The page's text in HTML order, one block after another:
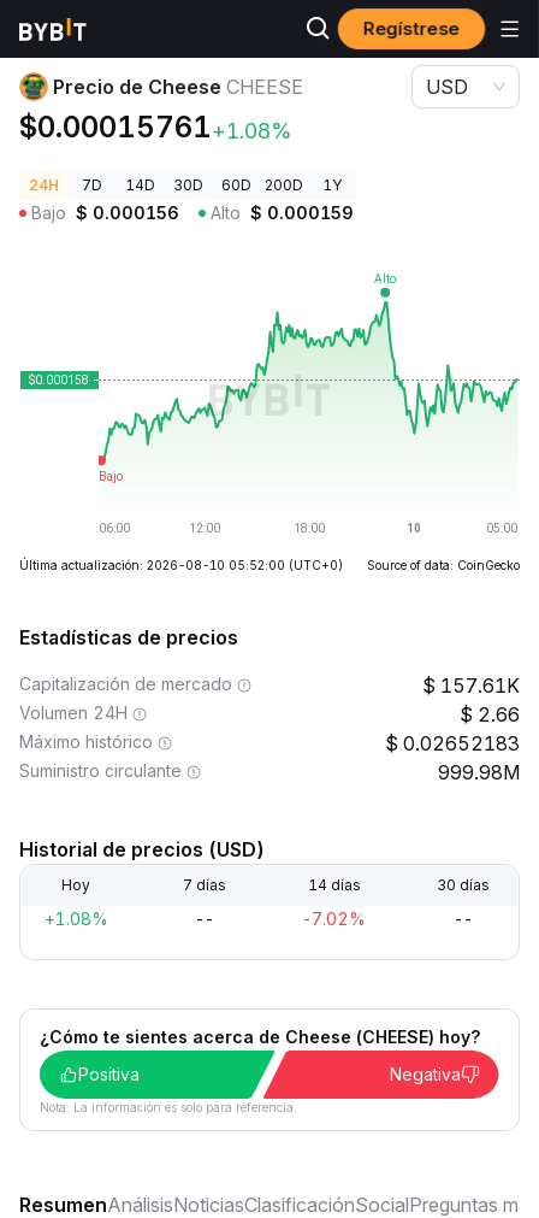
Regístrese
Precios de Criptomonedas Precio de Cheese CHEESE
Precio de Cheese CHEESE
$0.00015761+1.08%
USD
24H 7D 14D 30D 60D 200D 1Y
Bajo $ 0.000156 Alto $ 0.000159
Última actualización: 2026-08-10 05:52:00 (UTC+0) Source of data: CoinGecko
Estadísticas de precios
Capitalización de mercado 157.61K
Volumen 24H 2.66
Máximo histórico 0.02652183
Suministro circulante 999.98M
Historial de precios (USD)
Hoy 7 días 14 días 30 días
+1.08% -- -7.02% --
¿Cómo te sientes acerca de Cheese (CHEESE) hoy?
Positiva
Negativa
Nota: La información es solo para referencia.
ResumenAnálisisNoticiasClasificaciónSocialPreguntas